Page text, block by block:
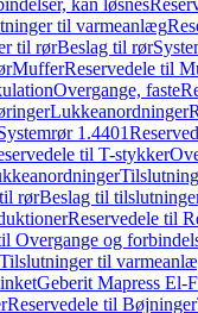
kan løsnes
til varmeanlæg
til rørBeslag til rør
MufferReservedele til
Overgange, faste
Lukkeanordninger
1.4401
til T-stykker
rørBeslag til
Reservedele til
Overgange og
Tilslutninger til
Geberit Mapress El-
Reservedele til Bøjninger